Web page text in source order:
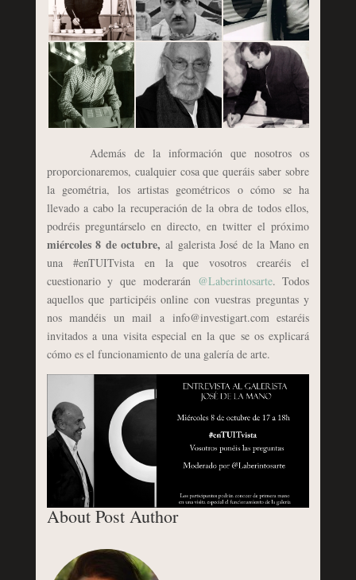
Además de la información que nosotros os
proporcionaremos, cualquier cosa que queráis saber sobre
la geométria, los artistas geométricos o cómo se ha
llevado a cabo la recuperación de la obra de todos ellos,
podréis preguntárselo en directo, en twitter el próximo
miércoles 8 de octubre, al galerista José de la Mano en
una #enTUITvista en la que vosotros crearéis el
cuestionario y que moderarán @Laberintosarte. Todos
aquellos que participéis online con vuestras preguntas y
nos mandéis un mail a info@investigart.com estaréis
invitados a una visita especial en la que se os explicará
cómo es el funcionamiento de una galería de arte.
About Post Author